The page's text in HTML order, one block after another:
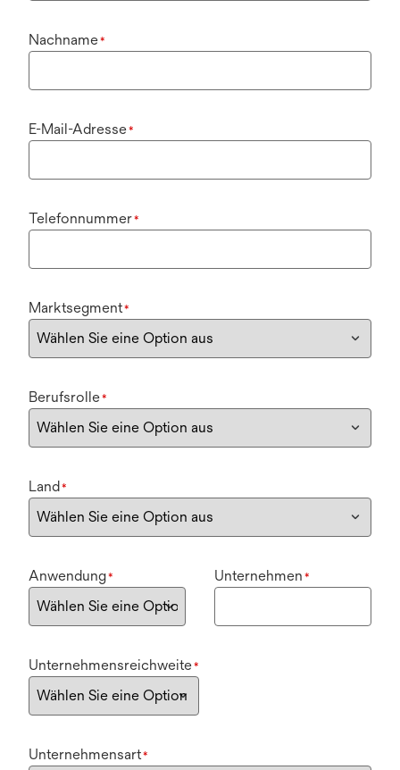
Nachname*
E-Mail-Adresse*
Telefonnummer*
Marktsegment*
Berufsrolle*
Land*
Anwendung* Unternehmen *
Unternehmensreichweite*
Unternehmensart*